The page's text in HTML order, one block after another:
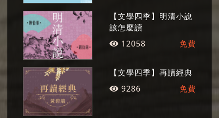
【文學四季】明清小說
該怎麼讀
12058
免費
【文學四季】再讀經典
9286
免費